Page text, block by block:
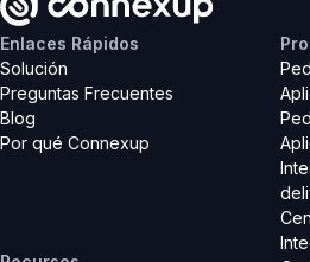
Enlaces Rápidos
Solución
Preguntas Frecuentes
Blog
Por qué Connexup